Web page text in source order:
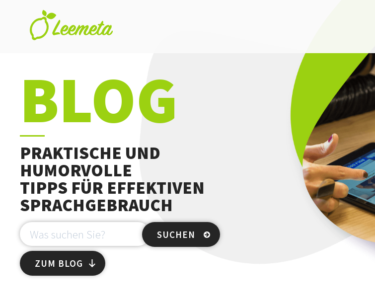
Übersetzungsbüro
Leemeta
BLOG
PRAKTISCHE UND
HUMORVOLLE
TIPPS FÜR EFFEKTIVEN
SPRACHGEBRAUCH
ZUM BLOG